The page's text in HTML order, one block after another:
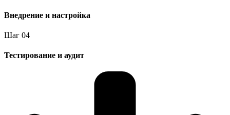
Внедрение и настройка
Шаг 04
Тестирование и аудит